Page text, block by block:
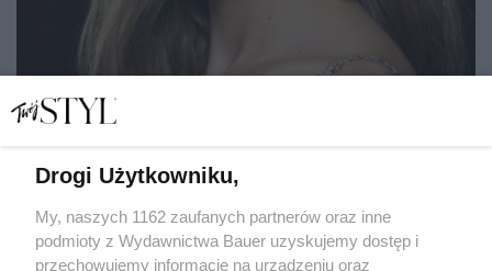
wymodelować rysy i podkreślić kości policzkowe
MATYLDA NOWAK
Drogi Użytkowniku,
My, naszych 1162 zaufanych partnerów oraz inne
podmioty z Wydawnictwa Bauer uzyskujemy dostęp i
przechowujemy informacje na urządzeniu oraz